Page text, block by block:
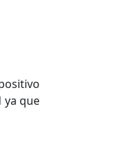
ya que